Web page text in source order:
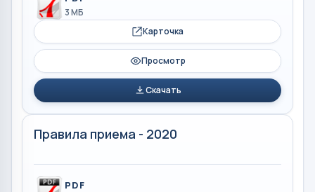
3 МБ
Карточка
Просмотр
Скачать
Правила приема - 2020
PDF